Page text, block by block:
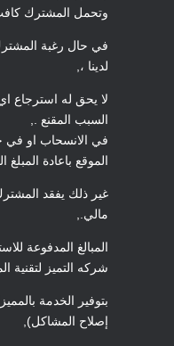
وتحمل المشترك
في حال رغبة
لدينا ،,
لا يحق له استرجاع
السبب المقنع .,
في الانسحاب او في
الموقع باعادة
غير ذلك يفقد
مالي.,
المبالغ المدفوعة
شركه التميز لتقنية
بتوفير الخدمة
إصلاح المشاكل),